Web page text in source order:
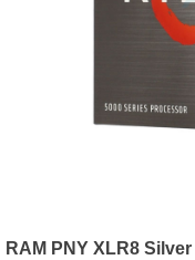
RAM PNY XLR8